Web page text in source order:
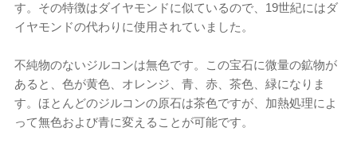
す。その特徴はダイヤモンドに似ているので、19世紀にはダ
イヤモンドの代わりに使用されていました。
不純物のないジルコンは無色です。この宝石に微量の鉱物が
あると、色が黄色、オレンジ、青、赤、茶色、緑になりま
す。ほとんどのジルコンの原石は茶色ですが、加熱処理によ
って無色および青に変えることが可能です。